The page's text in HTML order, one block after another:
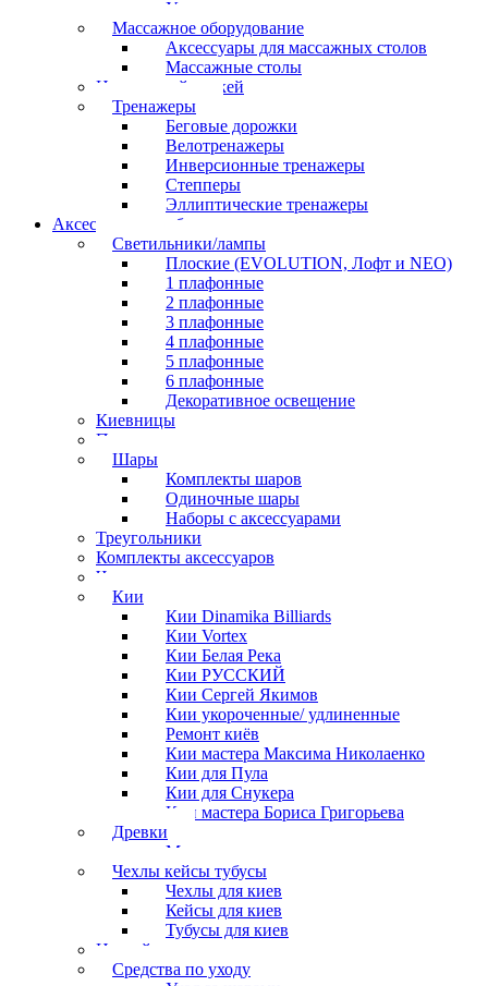
Угольные грили
Массажное оборудование
Аксессуары для массажных столов
Массажные столы
Настольный хоккей
Тренажеры
Беговые дорожки
Велотренажеры
Инверсионные тренажеры
Степперы
Эллиптические тренажеры
Аксессуары для бильярда
Светильники/лампы
Плоские (EVOLUTION, Лофт и NEO)
1 плафонные
2 плафонные
3 плафонные
4 плафонные
5 плафонные
6 плафонные
Декоративное освещение
Киевницы
Полочки
Шары
Комплекты шаров
Одиночные шары
Наборы с аксессуарами
Треугольники
Комплекты аксессуаров
Часы
Кии
Кии Dinamika Billiards
Кии Vortex
Кии Белая Река
Кии РУССКИЙ
Кии Сергей Якимов
Кии укороченные/ удлиненные
Ремонт киёв
Кии мастера Максима Николаенко
Кии для Пула
Кии для Снукера
Кии мастера Бориса Григорьева
Древки
Мосты для киев
Чехлы кейсы тубусы
Чехлы для киев
Кейсы для киев
Тубусы для киев
Наклейки
Средства по уходу